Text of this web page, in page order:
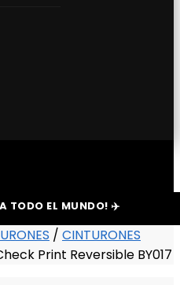
TODO EL MUNDO! ✈️
/ CINTURONES
Print Reversible BY017